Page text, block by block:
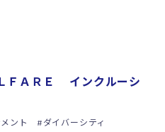
ＦＡＲＥ インクルーシ
ント
ダイバーシティ